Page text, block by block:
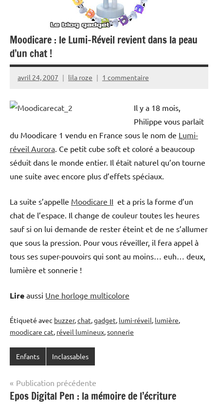
Moodicare : le Lumi-Réveil revient dans la peau
d’un chat !
avril 24, 2007 lila roze 1 commentaire
Il y a 18 mois,
Philippe vous parlait
du Moodicare 1 vendu en France sous le nom de Lumi-
réveil Aurora . Ce petit cube soft et coloré a beaucoup
séduit dans le monde entier. Il était naturel qu’on tourne
une suite avec encore plus d’effets spéciaux.
La suite s’appelle Moodicare II et a pris la forme d’un
chat de l’espace. Il change de couleur toutes les heures
sauf si on lui demande de rester éteint et de ne s’allumer
que sous la pression. Pour vous réveiller, il fera appel à
tous ses super-pouvoirs qui sont au moins… euh… deux,
lumière et sonnerie !
Lire aussi Une horloge multicolore
Étiqueté avec buzzer,chat,gadget, lumi-réveil, lumière,
moodicare cat, réveil lumineux,sonnerie
Enfants Inclassables
Navigation
de
Publication précédente
Epos Digital Pen : la mémoire de l’écriture